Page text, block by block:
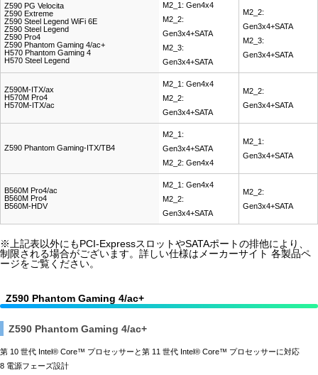
Z590 PG Velocita
Z590 Extreme
Z590 Steel Legend WiFi 6E
Z590 Steel Legend
Z590 Pro4
Z590 Phantom Gaming 4/ac+
H570 Phantom Gaming 4
H570 Steel Legend
M2_1: Gen4x4
M2_2:
Gen3x4+SATA
M2_3:
Gen3x4+SATA
M2_2:
Gen3x4+SATA
M2_3:
Gen3x4+SATA
Z590M-ITX/ax
H570M Pro4
H570M-ITX/ac
M2_1: Gen4x4
M2_2:
Gen3x4+SATA
M2_2:
Gen3x4+SATA
Z590 Phantom Gaming-ITX/TB4
M2_1:
Gen3x4+SATA
M2_2: Gen4x4
M2_1:
Gen3x4+SATA
B560M Pro4/ac
B560M Pro4
B560M-HDV
M2_1: Gen4x4
M2_2:
Gen3x4+SATA
M2_2:
Gen3x4+SATA
※上記表以外にもPCI-ExpressスロットやSATAポートの排他により、
制限される場合がございます。詳しい仕様はメーカーサイト 各製品ペ
ージをご覧ください。
Z590 Phantom Gaming 4/ac+
Z590 Phantom Gaming 4/ac+
第 10 世代 Intel® Core™ プロセッサーと第 11 世代 Intel® Core™ プロセッサーに対応
8 電源フェーズ設計